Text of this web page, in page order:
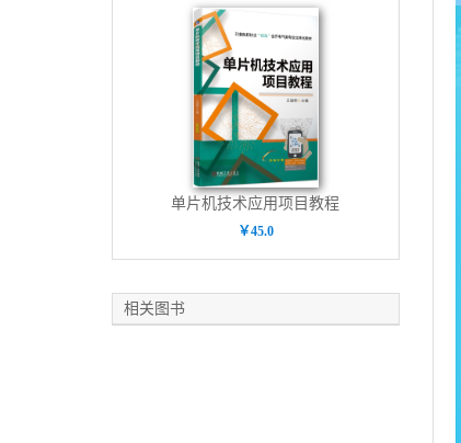
单片机技术应用项目教程
￥45.0
相关图书